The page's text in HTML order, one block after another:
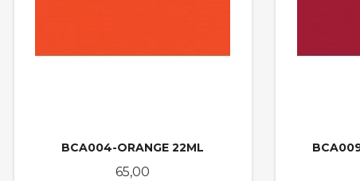
BCA004-ORANGE 22ML
Pris
65,00